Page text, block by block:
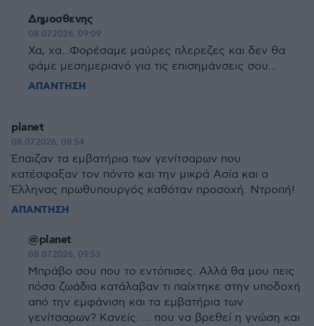
Δημοσθενης
08.07.2026, 09:09
Χα, χα...Φορέσαμε μαύρες πλερεζες και δεν θα
φάμε μεσημεριανό για τις επισημάνσεις σου...
ΑΠΑΝΤΗΣΗ
planet
08.07.2026, 08:54
Έπαιζαν τα εμβατήρια των γενίτσαρων που
κατέσφαξαν τον πόντο και την μικρά Ασία και ο
Έλληνας πρωθυπουργός καθόταν προσοχή. Ντροπή!
ΑΠΑΝΤΗΣΗ
@planet
08.07.2026, 09:53
Μπράβο σου που το εντόπισες. Αλλά θα μου πεις
πόσα ζωάδια κατάλαβαν τι παίχτηκε στην υποδοχή
από την εμφάνιση και τα εμβατήρια των
γενίτσαρων? Κανείς. ... που να βρεθεί η γνώση και